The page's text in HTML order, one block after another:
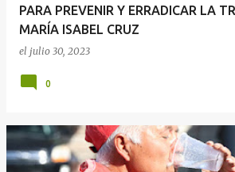
PARA PREVENIR Y ERRADICAR LA
MARÍA ISABEL CRUZ
el julio 30, 2023
0